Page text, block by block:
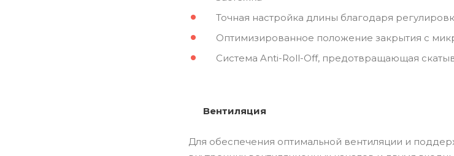
Точная настройка длины благодаря
Оптимизированное положение закрытия с
Система Anti-Roll-Off, предотвращающая
Вентиляция
Для обеспечения оптимальной вентиляции и